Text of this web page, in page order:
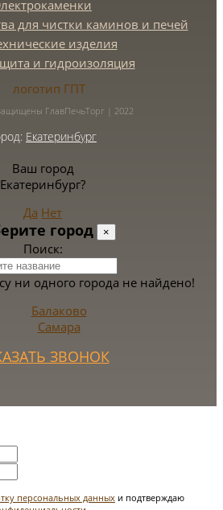
для чистки каминов и печей
изделия
и гидроизоляция
ГлавПечьТорг | 2022
Екатеринбург
Ваш город
Екатеринбург?
Да Нет
город ×
Поиск:
ни одного города не найдено!
Балаково
Самара
ЗВОНОК
персональных данных и подтверждаю